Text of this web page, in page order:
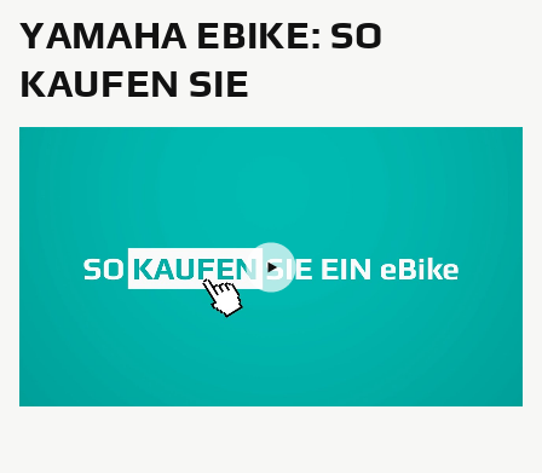
YAMAHA EBIKE: SO
KAUFEN SIE